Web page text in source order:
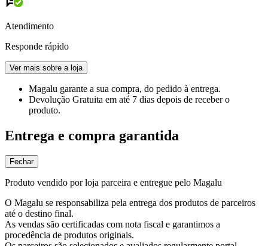
Atendimento
Responde rápido
Ver mais sobre a loja
Magalu garante a sua compra, do pedido à entrega.
Devolução Gratuita em até 7 dias depois de receber o
produto.
Entrega e compra garantida
Fechar
Produto vendido por loja parceira e entregue pelo Magalu
O Magalu se responsabiliza pela entrega dos produtos de parceiros
até o destino final.
As vendas são certificadas com nota fiscal e garantimos a
procedência de produtos originais.